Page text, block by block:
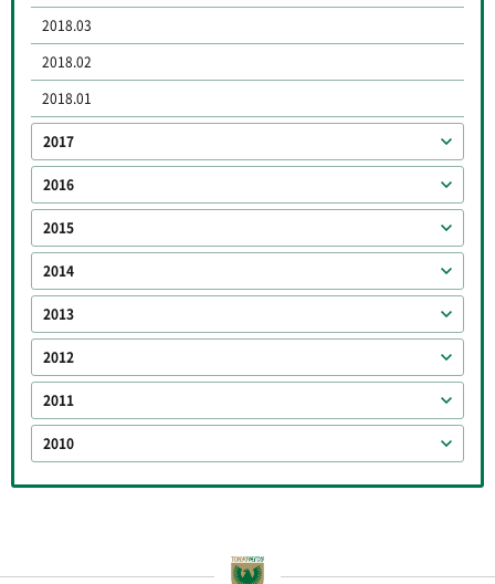
2018.03
2018.02
2018.01
2017
2016
2015
2014
2013
2012
2011
2010